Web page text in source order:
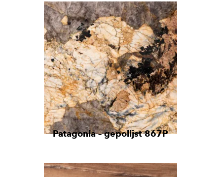
Patagonia – gepolijst 867P